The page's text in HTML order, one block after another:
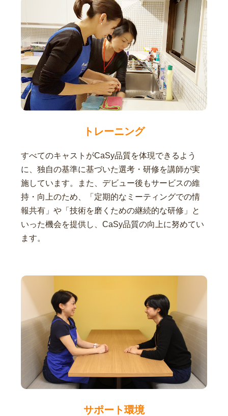
トレーニング
すべてのキャストがCaSy品質を体現できるよう
に、独自の基準に基づいた選考・研修を講師が実
施しています。また、デビュー後もサービスの維
持・向上のため、「定期的なミーティングでの情
報共有」や「技術を磨くための継続的な研修」と
いった機会を提供し、CaSy品質の向上に努めてい
ます。
サポート環境